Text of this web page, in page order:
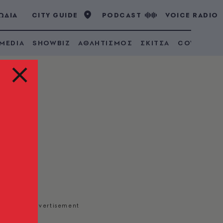
CITY GUIDE PODCAST VOICE RADIO
SHOWBIZ ΑΘΛΗΤΙΣΜΟΣ ΣΚΙΤΣΑ COVID 19